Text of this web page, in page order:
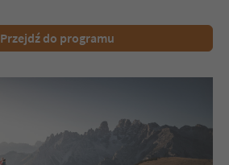
Przejdź do programu